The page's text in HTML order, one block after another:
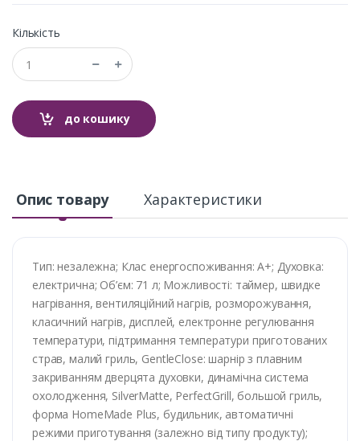
Кількість
до кошику
Опис товару Характеристики
Тип: незалежна; Клас енергоспоживання: A+; Духовка:
електрична; Об’єм: 71 л; Можливості: таймер, швидке
нагрівання, вентиляційний нагрів, розморожування,
класичний нагрів, дисплей, електронне регулювання
температури, підтримання температури приготованих
страв, малий гриль, GentleClose: шарнір з плавним
закриванням дверцята духовки, динамічна система
охолодження, SilverMatte, PerfectGrill, большой гриль,
форма HomeMade Plus, будильник, автоматичні
режими приготування (залежно від типу продукту);